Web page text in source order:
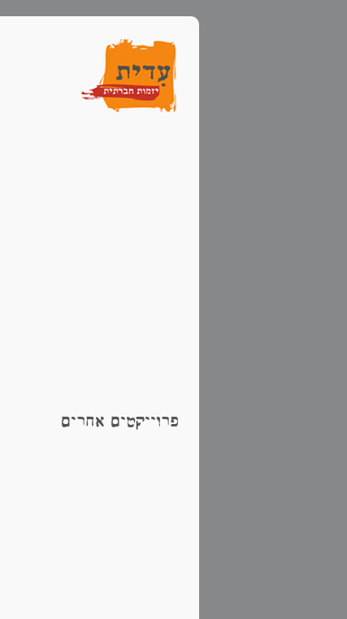
פרוייקטים אחרים